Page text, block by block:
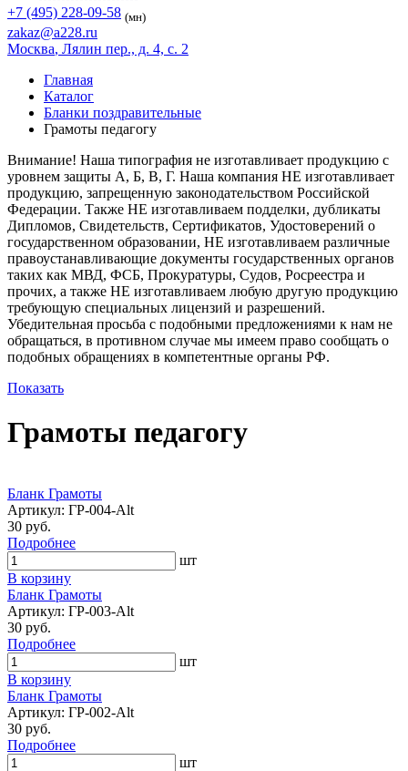
+7 (495) 228-09-58 (мн)
zakaz@a228.ru
Москва, Лялин пер., д. 4, с. 2
Главная
Каталог
Бланки поздравительные
Грамоты педагогу
Внимание! Наша типография не изготавливает продукцию с
уровнем защиты А, Б, В, Г. Наша компания НЕ изготавливает
продукцию, запрещенную законодательством Российской
Федерации. Также НЕ изготавливаем подделки, дубликаты
Дипломов, Свидетельств, Сертификатов, Удостоверений о
государственном образовании, НЕ изготавливаем различные
правоустанавливающие документы государственных органов
таких как МВД, ФСБ, Прокуратуры, Судов, Росреестра и
прочих, а также НЕ изготавливаем любую другую продукцию
требующую специальных лицензий и разрешений.
Убедительная просьба с подобными предложениями к нам не
обращаться, в противном случае мы имеем право сообщать о
подобных обращениях в компетентные органы РФ.
Показать
Грамоты педагогу
Бланк Грамоты
Артикул: ГР-004-Alt
30 руб.
Подробнее
шт
В корзину
Бланк Грамоты
Артикул: ГР-003-Alt
30 руб.
Подробнее
шт
В корзину
Бланк Грамоты
Артикул: ГР-002-Alt
30 руб.
Подробнее
шт